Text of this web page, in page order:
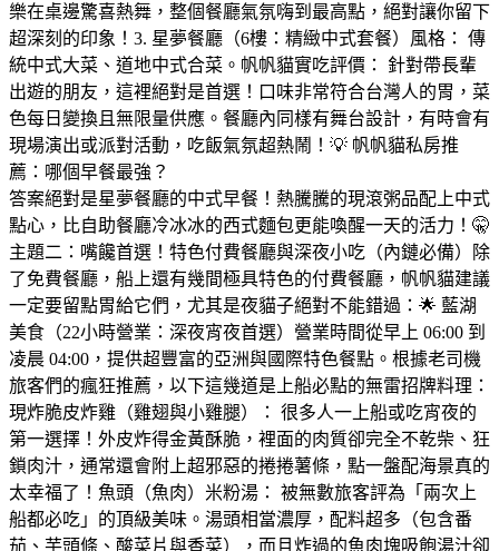
樂在桌邊驚喜熱舞，整個餐廳氣氛嗨到最高點，絕對讓你留下
超深刻的印象！3. 星夢餐廳（6樓：精緻中式套餐）風格： 傳
統中式大菜、道地中式合菜。帆帆貓實吃評價： 針對帶長輩
出遊的朋友，這裡絕對是首選！口味非常符合台灣人的胃，菜
色每日變換且無限量供應。餐廳內同樣有舞台設計，有時會有
現場演出或派對活動，吃飯氣氛超熱鬧！💡 帆帆貓私房推
薦：哪個早餐最強？
答案絕對是星夢餐廳的中式早餐！熱騰騰的現滾粥品配上中式
點心，比自助餐廳冷冰冰的西式麵包更能喚醒一天的活力！🤫
主題二：嘴饞首選！特色付費餐廳與深夜小吃（內鏈必備）除
了免費餐廳，船上還有幾間極具特色的付費餐廳，帆帆貓建議
一定要留點胃給它們，尤其是夜貓子絕對不能錯過：🌟 藍湖
美食（22小時營業：深夜宵夜首選）營業時間從早上 06:00 到
凌晨 04:00，提供超豐富的亞洲與國際特色餐點。根據老司機
旅客們的瘋狂推薦，以下這幾道是上船必點的無雷招牌料理：
現炸脆皮炸雞（雞翅與小雞腿）： 很多人一上船或吃宵夜的
第一選擇！外皮炸得金黃酥脆，裡面的肉質卻完全不乾柴、狂
鎖肉汁，通常還會附上超邪惡的捲捲薯條，點一盤配海景真的
太幸福了！魚頭（魚肉）米粉湯： 被無數旅客評為「兩次上
船都必吃」的頂級美味。湯頭相當濃厚，配料超多（包含番
茄、芋頭條、酸菜片與香菜），而且炸過的魚肉塊吸飽湯汁卻